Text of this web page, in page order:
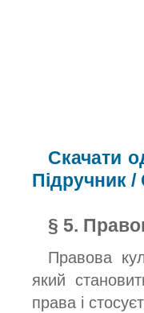
Скачати
Підручник
§ 5.
Правова
який
права і